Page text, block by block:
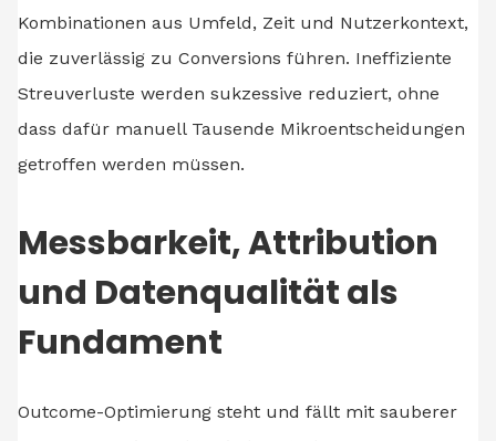
Kombinationen aus Umfeld, Zeit und Nutzerkontext,
die zuverlässig zu Conversions führen. Ineffiziente
Streuverluste werden sukzessive reduziert, ohne
dass dafür manuell Tausende Mikroentscheidungen
getroffen werden müssen.
Messbarkeit, Attribution
und Datenqualität als
Fundament
Outcome-Optimierung steht und fällt mit sauberer